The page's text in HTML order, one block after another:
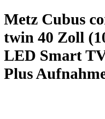
Metz Cubus
twin 40 Zoll
LED Smart
Plus